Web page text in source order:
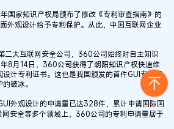
家知识产权局颁布了修改《专利审查指南》的
外观设计给予专利保护。从此，中国互联网企业
大互联网安全公司，360公司始终对自主知识
8月14日，360公司获得了朝阳知识产权快速维
计专利证书。这也是我国颁发的首件GUI专利证
破冰。
观设计的申请量已达328件，累计申请国际国
安全等多个领域上，360公司的专利申请量居于